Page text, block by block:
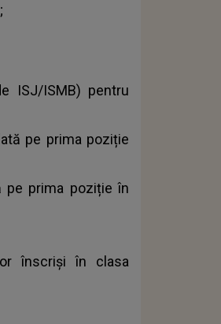
ISJ/ISMB) pentru
pe prima poziție
pe prima poziție în
înscrişi în clasa